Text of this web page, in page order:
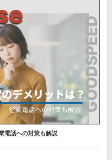
電話への対策も解説